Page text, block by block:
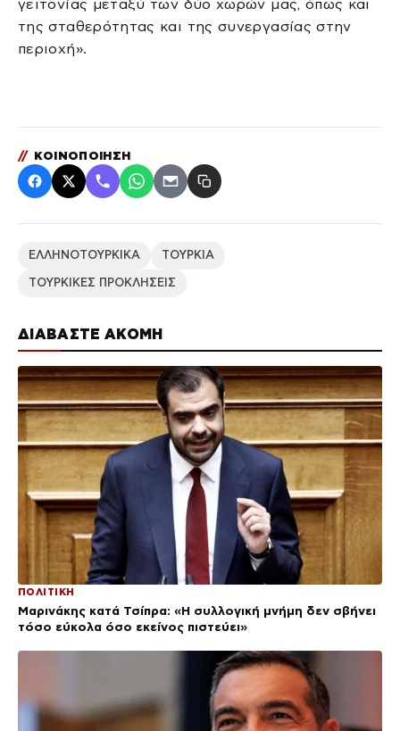
ΔΙΑΒΑΣΤΕ ΑΚΟΜΗ
ΠΟΛΙΤΙΚΗ
Μαρινάκης κατά Τσίπρα: «Η συλλογική μνήμη δεν σβήνει
τόσο εύκολα όσο εκείνος πιστεύει»
γειτονίας μεταξύ των δύο χωρών μας, όπως και
της σταθερότητας και της συνεργασίας στην
περιοχή».
// ΚΟΙΝΟΠΟΙΗΣΗ
ΕΛΛΗΝΟΤΟΥΡΚΙΚΑ ΤΟΥΡΚΙΑ
ΤΟΥΡΚΙΚΕΣ ΠΡΟΚΛΗΣΕΙΣ